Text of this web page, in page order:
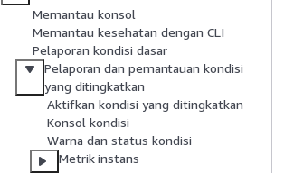
Memantau konsol
Memantau kesehatan dengan CLI
Pelaporan kondisi dasar
Pelaporan dan pemantauan kondisi
yang ditingkatkan
Aktifkan kondisi yang ditingkatkan
Konsol kondisi
Warna dan status kondisi
Metrik instans